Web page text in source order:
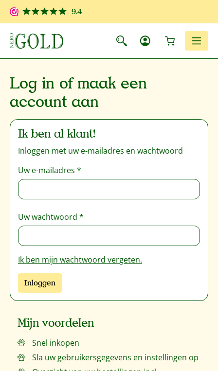
Ga naar de hoofdinhoud
9.4
Log in of maak een
account aan
Ik ben al klant!
Inloggen met uw e-mailadres en wachtwoord
Uw e-mailadres *
Uw wachtwoord *
Ik ben mijn wachtwoord vergeten.
Inloggen
Mijn voordelen
Snel inkopen
Sla uw gebruikersgegevens en instellingen op